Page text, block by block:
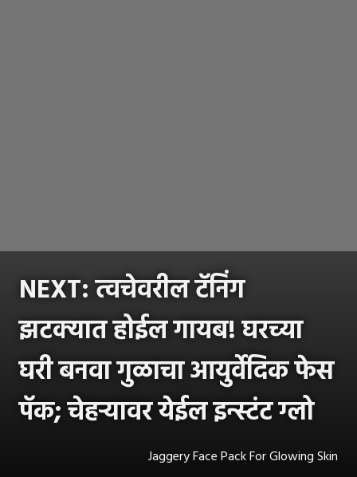
NEXT: त्वचेवरील टॅनिंग
झटक्यात होईल गायब! घरच्या
घरी बनवा गुळाचा आयुर्वेदिक फेस
पॅक; चेहऱ्यावर येईल इन्स्टंट ग्लो
Jaggery Face Pack For Glowing Skin